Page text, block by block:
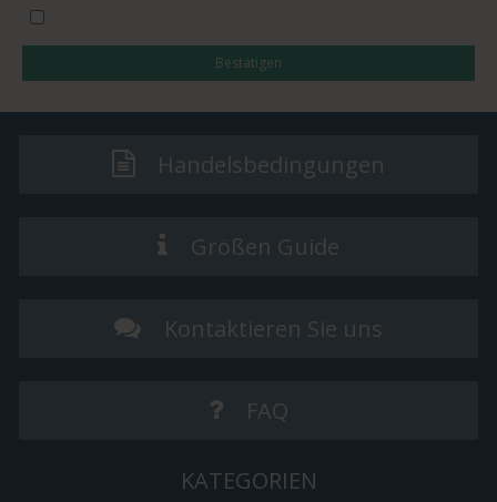
Bestätigen
Handelsbedingungen
Größen Guide
Kontaktieren Sie uns
FAQ
KATEGORIEN